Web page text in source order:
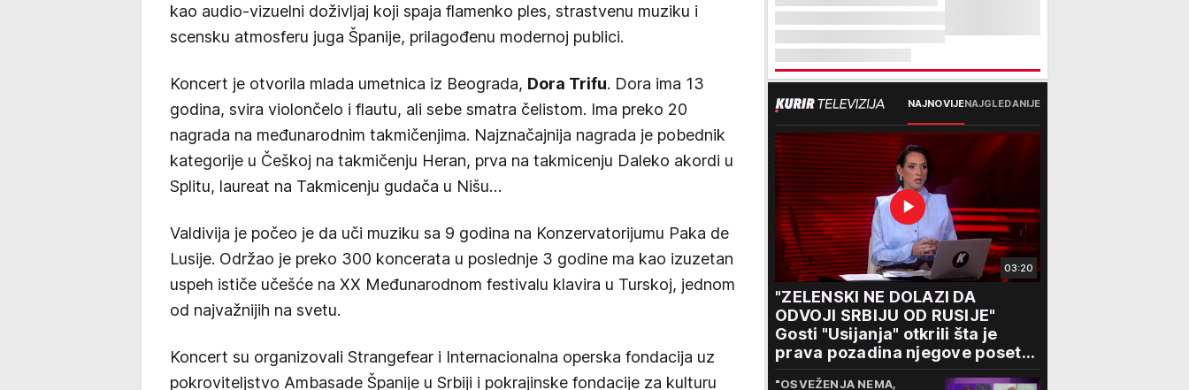
kao audio-vizuelni doživljaj koji spaja flamenko ples, strastvenu muziku i
scensku atmosferu juga Španije, prilagođenu modernoj publici.
Koncert je otvorila mlada umetnica iz Beograda, Dora Trifu. Dora ima 13
godina, svira violončelo i flautu, ali sebe smatra čelistom. Ima preko 20
nagrada na međunarodnim takmičenjima. Najznačajnija nagrada je pobednik
kategorije u Češkoj na takmičenju Heran, prva na takmicenju Daleko akordi u
Splitu, laureat na Takmicenju gudača u Nišu…
Valdivija je počeo je da uči muziku sa 9 godina na Konzervatorijumu Paka de
Lusije. Održao je preko 300 koncerata u poslednje 3 godine ma kao izuzetan
uspeh ističe učešće na XX Međunarodnom festivalu klavira u Turskoj, jednom
od najvažnijih na svetu.
Koncert su organizovali Strangefear i Internacionalna operska fondacija uz
pokroviteljstvo Ambasade Španije u Srbiji i pokrajinske fondacije za kulturu
NAJNOVIJENAJGLEDANIJE
03:20
"ZELENSKI NE DOLAZI DA
ODVOJI SRBIJU OD RUSIJE"
Gosti "Usijanja" otkrili šta je
prava pozadina njegove posete
Beogradu
"OSVEŽENJA NEMA,